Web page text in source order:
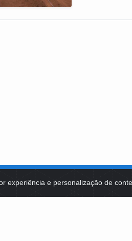
experiência e personalização de
DE TECNOLOGIAS